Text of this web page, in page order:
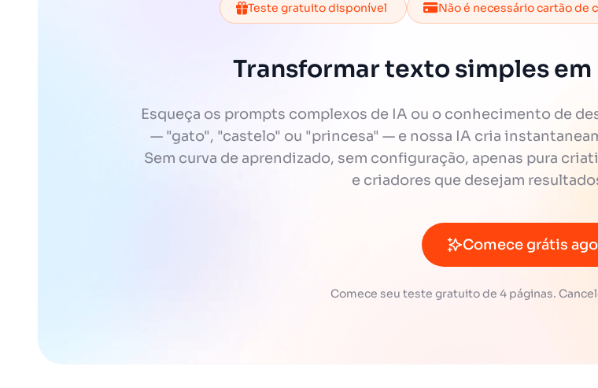
Teste gratuito disponível Não é necessário cartão de
Transformar texto simples
Esqueça os prompts complexos de IA ou o conhecimento de
— "gato", "castelo" ou "princesa" — e nossa IA cria
Sem curva de aprendizado, sem configuração, apenas pura
e criadores que desejam
Comece grátis
Comece seu teste gratuito de 4 páginas.